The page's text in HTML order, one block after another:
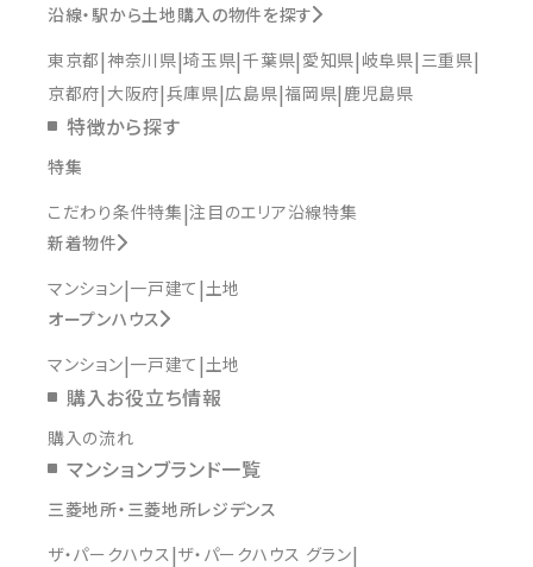
沿線・駅から土地購入の物件を探す
東京都 神奈川県 埼玉県 千葉県 愛知県 岐阜県 三重県
京都府 大阪府 兵庫県 広島県 福岡県 鹿児島県
特徴から探す
特集
こだわり条件特集 注目のエリア沿線特集
新着物件
マンション 一戸建て 土地
オープンハウス
マンション 一戸建て 土地
購入お役立ち情報
購入の流れ
マンションブランド一覧
三菱地所・三菱地所レジデンス
ザ・パークハウス ザ・パークハウス グラン